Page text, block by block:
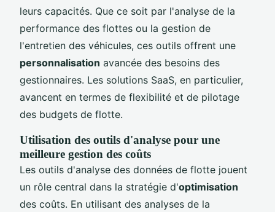
leurs capacités. Que ce soit par l'analyse de la
performance des flottes ou la gestion de
l'entretien des véhicules, ces outils offrent une
personnalisation avancée des besoins des
gestionnaires. Les solutions SaaS, en particulier,
avancent en termes de flexibilité et de pilotage
des budgets de flotte.
Utilisation des outils d'analyse pour une
meilleure gestion des coûts
Les outils d'analyse des données de flotte jouent
un rôle central dans la stratégie d'optimisation
des coûts. En utilisant des analyses de la